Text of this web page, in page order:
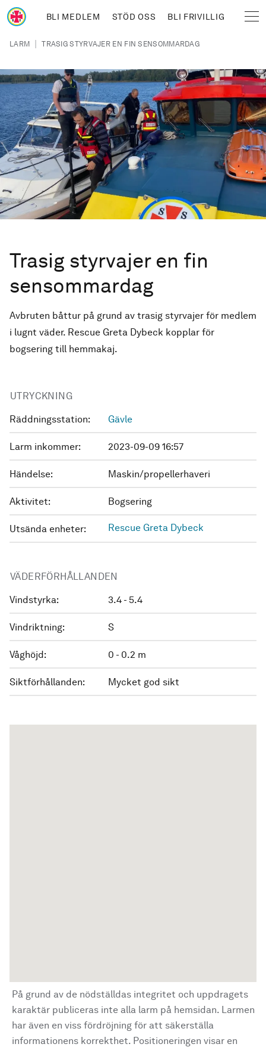
Hoppa till huvudinnehåll
BLI MEDLEM STÖD OSS BLI FRIVILLIG
Länkstig
LARM | TRASIG STYRVAJER EN FIN SENSOMMARDAG
Trasig styrvajer en fin
sensommardag
Avbruten båttur på grund av trasig styrvajer för medlem
i lugnt väder. Rescue Greta Dybeck kopplar för
bogsering till hemmakaj.
UTRYCKNING
Räddningsstation: Gävle
Larm inkommer: 2023-09-09 16:57
Händelse: Maskin/propellerhaveri
Aktivitet: Bogsering
Utsända enheter: Rescue Greta Dybeck
VÄDERFÖRHÅLLANDEN
Vindstyrka: 3.4 - 5.4
Vindriktning: S
Våghöjd: 0 - 0.2 m
Siktförhållanden: Mycket god sikt
På grund av de nödställdas integritet och uppdragets
karaktär publiceras inte alla larm på hemsidan. Larmen
har även en viss fördröjning för att säkerställa
informationens korrekthet. Positioneringen visar en